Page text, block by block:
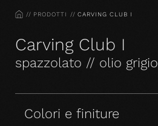
HOMEPRODOTTI CARVING CLUB I
Carving Club I
spazzolato // olio grigio
Colori e finiture